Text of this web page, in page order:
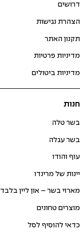
דרושים
הצהרת נגישות
תקנון האתר
מדיניות פרטיות
מדיניות ביטולים
חנות
בשר טלה
בשר עגלה
עוף והודו
יינות של מרינדו
מארזי בשר – און ליין בלבד
מוצרים טחונים
כדאי להוסיף לסל